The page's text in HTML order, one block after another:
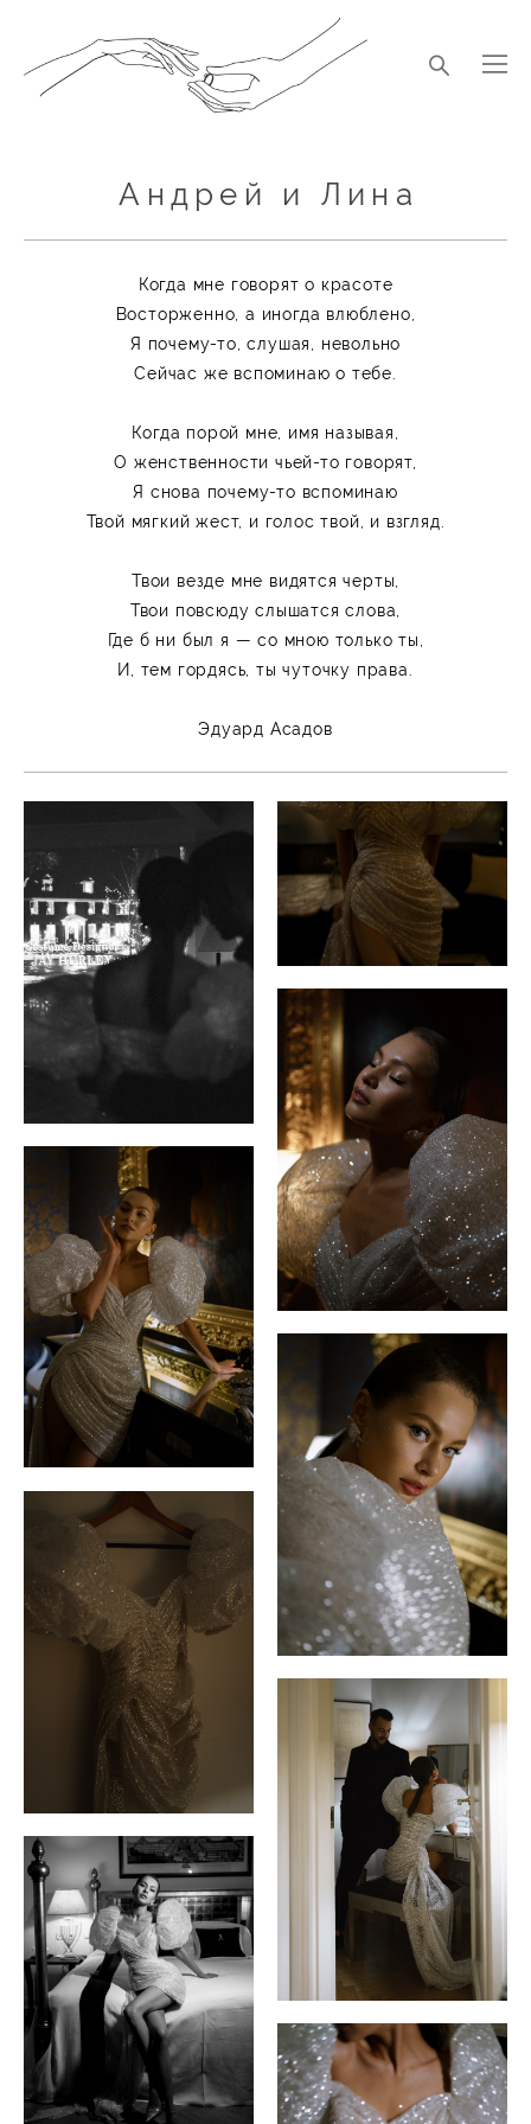
Андрей и Лина
Когда мне говорят о красоте
Восторженно, а иногда влюблено,
Я почему-то, слушая, невольно
Сейчас же вспоминаю о тебе.
Когда порой мне, имя называя,
О женственности чьей-то говорят,
Я снова почему-то вспоминаю
Твой мягкий жест, и голос твой, и взгляд.
Твои везде мне видятся черты,
Твои повсюду слышатся слова,
Где б ни был я — со мною только ты,
И, тем гордясь, ты чуточку права.
Эдуард Асадов